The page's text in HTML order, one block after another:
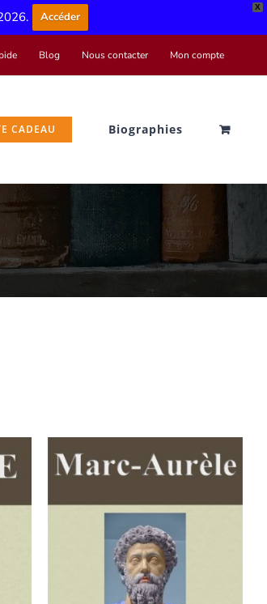
X
Accéder
Blog Nous contacter Mon compte
CADEAU Biographies
AJOUTER AU PANIER
DÉTAILS